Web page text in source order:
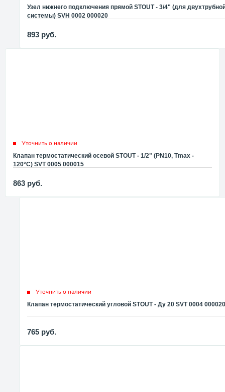
Узел нижнего подключения прямой STOUT - 3/4" (для
системы) SVH 0002 000020
893 руб.
Уточнить о наличии
Клапан термостатический осевой STOUT - 1/2" (PN10, Tmax -
120°С) SVT 0005 000015
863 руб.
Уточнить о наличии
Клапан термостатический угловой STOUT - Ду 20 SVT 0004 000020
765 руб.